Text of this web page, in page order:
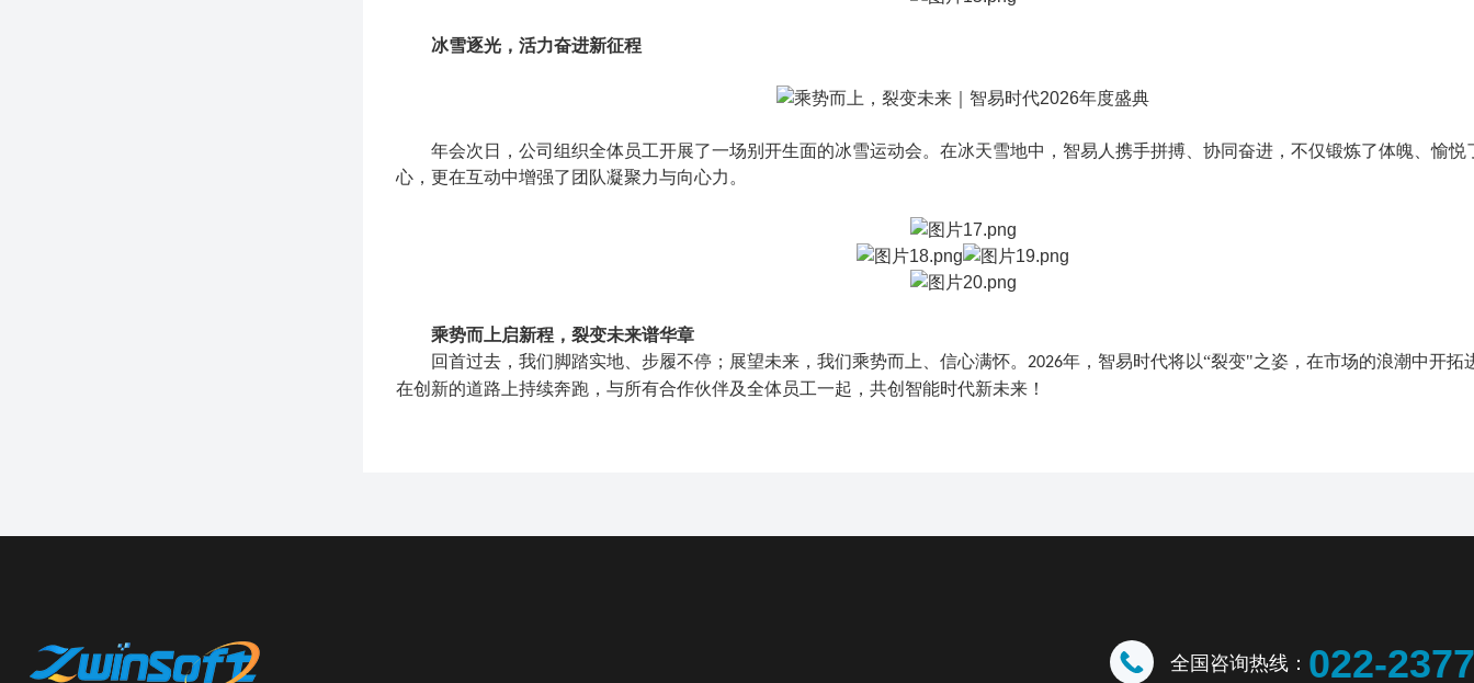
冰雪逐光，活力奋进新征程
年会次日，公司组织全体员工开展了一场别开生面的冰雪运动会。在冰天雪地中，智易人携手拼搏、协同奋进，不仅锻炼了体魄、愉悦
心，更在互动中增强了团队凝聚力与向心力。
乘势而上启新程，裂变未来谱华章
回首过去，我们脚踏实地、步履不停；展望未来，我们乘势而上、信心满怀。 2026年，智易时代将以“裂变"之姿，在市场的浪潮中开拓
在创新的道路上持续奔跑，与所有合作伙伴及全体员工一起，共创智能时代新未来！
全国咨询热线： 022-